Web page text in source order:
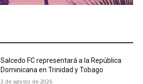
Salcedo FC representará a la República
Dominicana en Trinidad y Tobago
3 de agosto de 2026